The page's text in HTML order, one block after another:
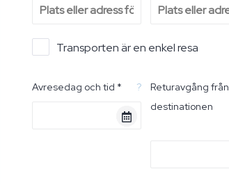
Transporten är en enkel resa
Avresedag och tid * ?
Returavgång från
destinationen